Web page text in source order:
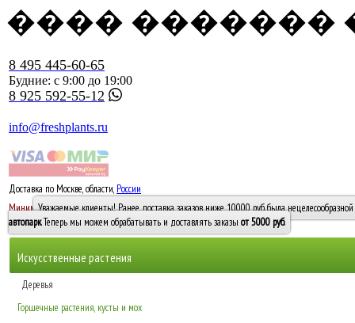
���� �������
8 495 445-60-65
Будние: с 9:00 до 19:00
8 925 592-55-12
info@freshplants.ru
Доставка по Москве, области, России
Минимальный заказ -10 0005000 руб.
Уважаемые клиенты! Ранее доставка заказов ниже 10000 руб. была
автопарк. Теперь мы можем обрабатывать и доставлять заказы от 5000 руб.
Искусственные растения
Деревья
Бамбуки
Горшечные растения, кусты и мох